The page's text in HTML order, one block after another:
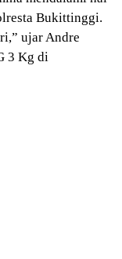
Bukittinggi.
ujar Andre
3 Kg di